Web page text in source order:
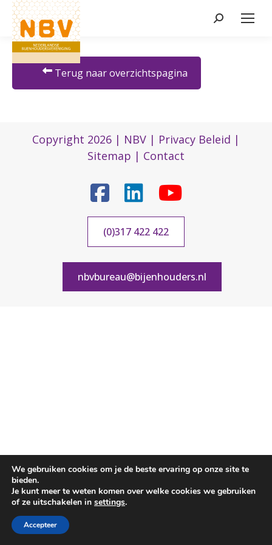
Zoeken:
Terug naar overzichtspagina
Copyright 2026 | NBV | Privacy Beleid |
Sitemap | Contact
(0)317 422 422
nbvbureau@bijenhouders.nl
We gebruiken cookies om je de beste ervaring op onze site te
bieden.
Je kunt meer te weten komen over welke cookies we gebruiken
of ze uitschakelen in settings.
Accepteer